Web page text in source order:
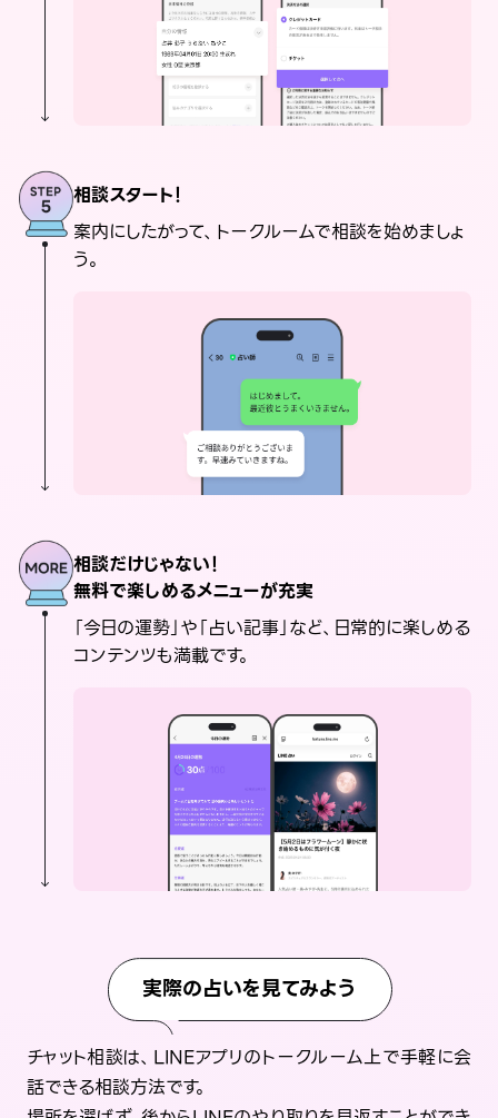
相談スタート！
案内にしたがって、トークルームで相談を始めましょ
う。
相談だけじゃない！
無料で楽しめるメニューが充実
「今日の運勢」や「占い記事」など、日常的に楽しめる
コンテンツも満載です。
実際の占いを見てみよう
チャット相談は、LINEアプリのトークルーム上で手軽に会
話できる相談方法です。